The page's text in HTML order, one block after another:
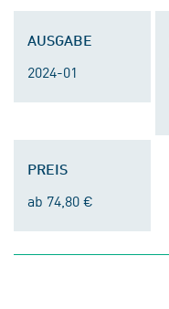
AUSGABE
2024-01
PREIS
ab 74,80 €